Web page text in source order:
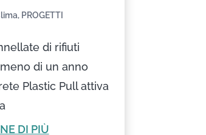
, PROGETTI
di rifiuti
di un anno
Plastic Pull attiva
DI PIÙ